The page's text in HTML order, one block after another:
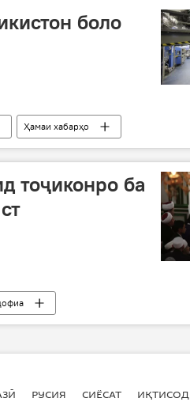
боло
Ҳамаи хабарҳо
тоҷиконро ба
РУСИЯ СИЁСАТ ИҚТИСОД